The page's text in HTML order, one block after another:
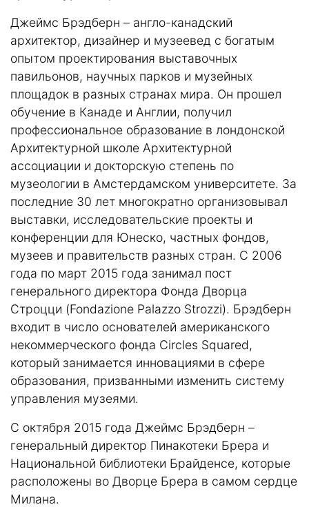
Джеймс Брэдберн – англо-канадский
архитектор, дизайнер и музеевед с богатым
опытом проектирования выставочных
павильонов, научных парков и музейных
площадок в разных странах мира. Он прошел
обучение в Канаде и Англии, получил
профессиональное образование в лондонской
Архитектурной школе Архитектурной
ассоциации и докторскую степень по
музеологии в Амстердамском университете. За
последние 30 лет многократно организовывал
выставки, исследовательские проекты и
конференции для Юнеско, частных фондов,
музеев и правительств разных стран. С 2006
года по март 2015 года занимал пост
генерального директора Фонда Дворца
Строцци (Fondazione Palazzo Strozzi). Брэдберн
входит в число основателей американского
некоммерческого фонда Circles Squared,
который занимается инновациями в сфере
образования, призванными изменить систему
управления музеями.
С октября 2015 года Джеймс Брэдберн –
генеральный директор Пинакотеки Брера и
Национальной библиотеки Брайденсе, которые
расположены во Дворце Брера в самом сердце
Милана.